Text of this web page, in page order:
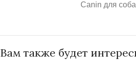
Canin для
Вам также будет